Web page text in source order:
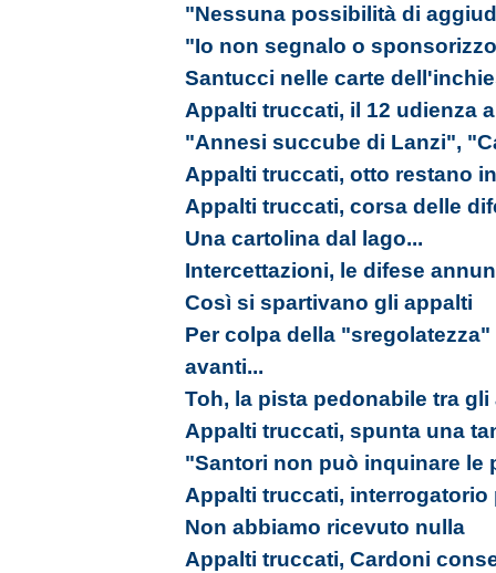
"Nessuna possibilità di
"Io non segnalo o
Santucci nelle carte
Appalti truccati, il 12 udienza
"Annesi succube di Lanzi",
Appalti truccati, otto restano
Appalti truccati, corsa delle
Una cartolina dal lago...
Intercettazioni, le difese
Così si spartivano gli appalti
Per colpa della
avanti...
Toh, la pista pedonabile tra
Appalti truccati, spunta una
"Santori non può inquinare le
Appalti truccati, interrogatorio
Non abbiamo ricevuto nulla
Appalti truccati, Cardoni